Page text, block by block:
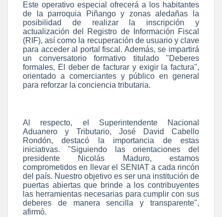
Este operativo especial ofrecerá a los habitantes
de la parroquia Piñango y zonas aledañas la
posibilidad de realizar la inscripción y
actualización del Registro de Información Fiscal
(RIF), así como la recuperación de usuario y clave
para acceder al portal fiscal. Además, se impartirá
un conversatorio formativo titulado "Deberes
formales, El deber de facturar y exigir la factura",
orientado a comerciantes y público en general
para reforzar la conciencia tributaria.
Al respecto, el Superintendente Nacional
Aduanero y Tributario, José David Cabello
Rondón, destacó la importancia de estas
iniciativas. "Siguiendo las orientaciones del
presidente Nicolás Maduro, estamos
comprometidos en llevar el SENIAT a cada rincón
del país. Nuestro objetivo es ser una institución de
puertas abiertas que brinde a los contribuyentes
las herramientas necesarias para cumplir con sus
deberes de manera sencilla y transparente",
afirmó.